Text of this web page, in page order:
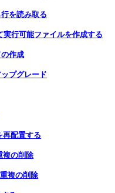
を読み取る
行可能ファイルを作成する
作成
プグレード
再配置する
複の削除
複の削除